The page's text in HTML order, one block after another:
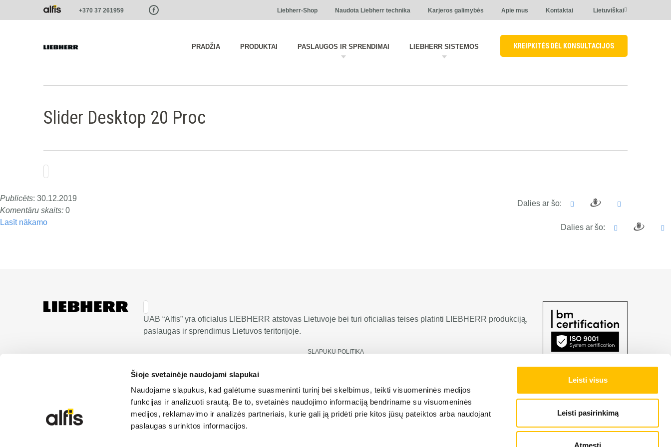
Šioje svetainėje naudojami slapukai
Naudojame slapukus, kad galėtume suasmeninti turinį bei skelbimus, teikti visuomeninės medijos
funkcijas ir analizuoti srautą. Be to, svetainės naudojimo informaciją bendriname su visuomeninės
medijos, reklamavimo ir analizės partneriais, kurie gali ją pridėti prie kitos jūsų pateiktos arba naudojant
paslaugas surinktos informacijos.
Leisti visus
Leisti pasirinkimą
Atmesti
Paste this code as high in the of the page as possible:
+370 37 261959 Liebherr-Shop Naudota Liebherr technika Karjeros galimybės Apie mus Kontaktai Lietuviškai
PRADŽIA PRODUKTAI PASLAUGOS IR SPRENDIMAI LIEBHERR SISTEMOS KREIPKITĖS DĖL KONSULTACIJOS
Slider Desktop 20 Proc
Dalies ar šo:
Publicēts: 30.12.2019
Komentāru skaits: 0
Dalies ar šo:
Lasīt nākamo
UAB “Alfis” yra oficialus LIEBHERR atstovas Lietuvoje bei turi oficialias teises platinti LIEBHERR produkciją,
paslaugas ir sprendimus Lietuvos teritorijoje.
SLAPUKŲ POLITIKA
© 2026 Liebherr | Alfis UAB | Visos teisės saugomos